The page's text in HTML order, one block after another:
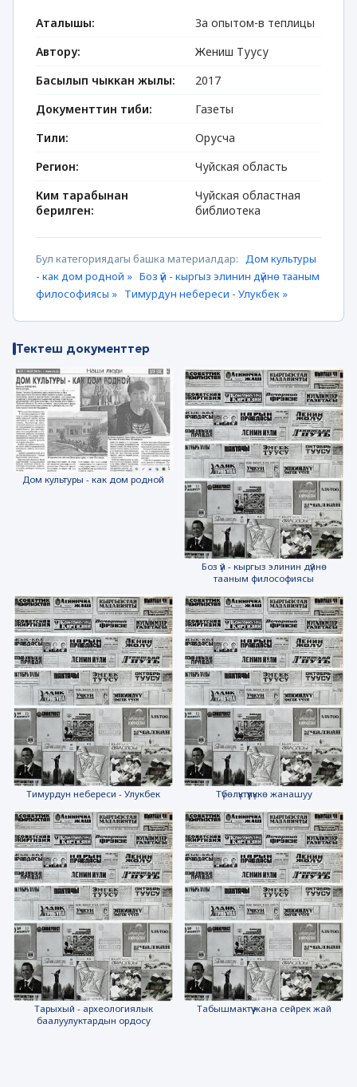
Аталышы:
За опытом-в теплицы
Автору:
Жениш Туусу
Басылып чыккан жылы:
2017
Документтин тиби:
Газеты
Тили:
Орусча
Регион:
Чуйская область
Ким тарабынан
берилген:
Чуйская областная
библиотека
Бул категориядагы башка материалдар: Дом культуры
- как дом родной » Боз үй - кыргыз элинин дүйнө тааным
философиясы » Тимурдун небереси - Улукбек »
Тектеш документтер
Дом культуры - как дом родной
Боз үй - кыргыз элинин дүйнө
тааным философиясы
Тимурдун небереси - Улукбек Түбөлүктүүлүккө жанашуу
Тарыхый - археологиялык
баалуулуктардын ордосу
Табышмактүү жана сейрек жай